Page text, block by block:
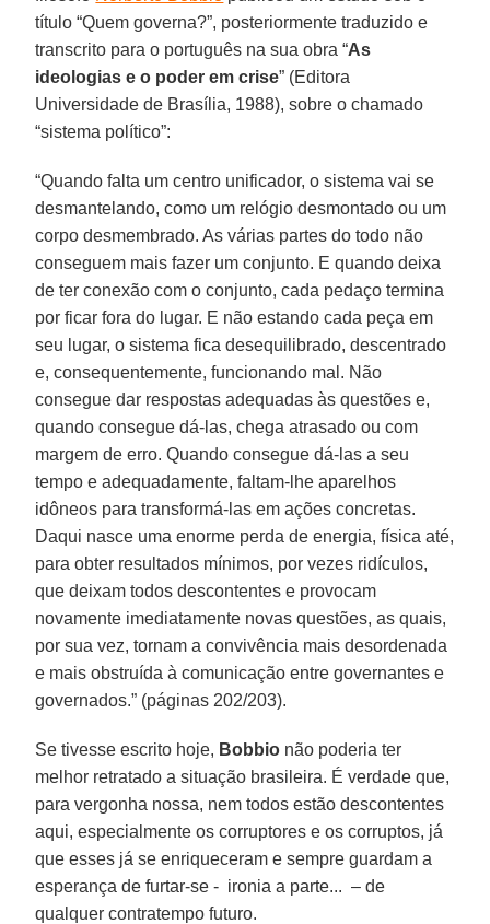
título “Quem governa?”, posteriormente traduzido e
transcrito para o português na sua obra “As
ideologias e o poder em crise” (Editora
Universidade de Brasília, 1988), sobre o chamado
“sistema político”:
“Quando falta um centro unificador, o sistema vai se
desmantelando, como um relógio desmontado ou um
corpo desmembrado. As várias partes do todo não
conseguem mais fazer um conjunto. E quando deixa
de ter conexão com o conjunto, cada pedaço termina
por ficar fora do lugar. E não estando cada peça em
seu lugar, o sistema fica desequilibrado, descentrado
e, consequentemente, funcionando mal. Não
consegue dar respostas adequadas às questões e,
quando consegue dá-las, chega atrasado ou com
margem de erro. Quando consegue dá-las a seu
tempo e adequadamente, faltam-lhe aparelhos
idôneos para transformá-las em ações concretas.
Daqui nasce uma enorme perda de energia, física até,
para obter resultados mínimos, por vezes ridículos,
que deixam todos descontentes e provocam
novamente imediatamente novas questões, as quais,
por sua vez, tornam a convivência mais desordenada
e mais obstruída à comunicação entre governantes e
governados.” (páginas 202/203).
Se tivesse escrito hoje, Bobbio não poderia ter
melhor retratado a situação brasileira. É verdade que,
para vergonha nossa, nem todos estão descontentes
aqui, especialmente os corruptores e os corruptos, já
que esses já se enriqueceram e sempre guardam a
esperança de furtar-se - ironia a parte... – de
qualquer contratempo futuro.